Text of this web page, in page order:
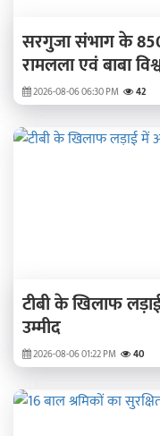
सरगुजा संभाग के 850
रामलला एवं बाबा
2026-08-06 06:30 PM 42
टीबी के खिलाफ
उम्मीद
2026-08-06 01:22 PM 40